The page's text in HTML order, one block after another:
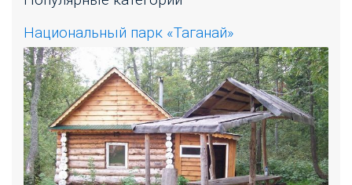
Национальный парк «Таганай»